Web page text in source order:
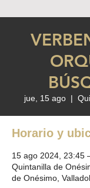
jue, 15 ago
  |
Horario y
15 ago 2024, 23:45
Quintanilla de
de Onésimo,